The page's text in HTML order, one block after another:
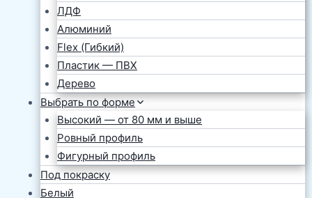
ЛДФ
Алюминий
Flex (Гибкий)
Пластик — ПВХ
Дерево
Выбрать по форме
Высокий — от 80 мм и выше
Ровный профиль
Фигурный профиль
Под покраску
Белый